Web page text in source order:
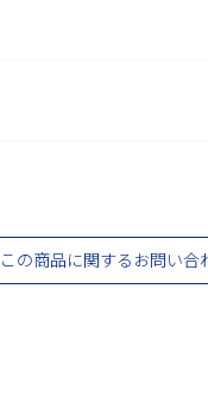
この商品に関するお問い合